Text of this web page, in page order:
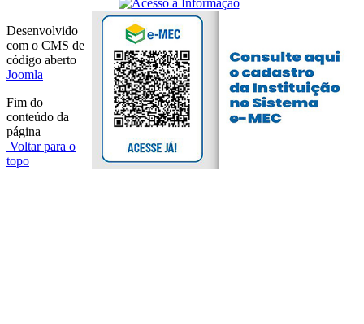
Desenvolvido
com o CMS de
código aberto
Joomla
Fim do
conteúdo da
página
Voltar para o
topo